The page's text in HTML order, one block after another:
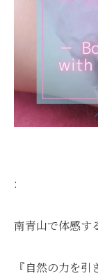
:
南青山で体感す
『自然の力を